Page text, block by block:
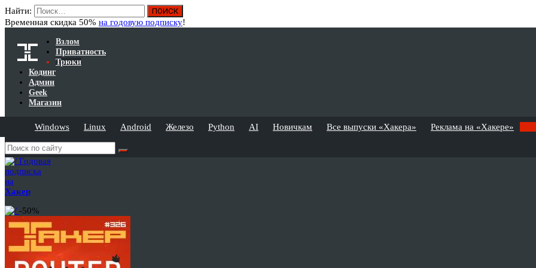
Найти:
Временная скидка 50% на годовую подписку!
Взлом
Приватность
Трюки
Кодинг
Админ
Geek
Магазин
Windows Linux Android Железо Python AI Новичкам Все выпуски «Хакера» Реклама на «Хакере»
Годовая
подписка
на
Хакер
-50%